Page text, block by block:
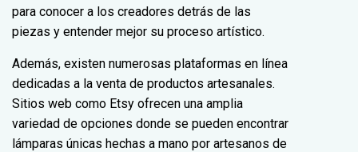
para conocer a los creadores detrás de las
piezas y entender mejor su proceso artístico.
Además, existen numerosas plataformas en línea
dedicadas a la venta de productos artesanales.
Sitios web como Etsy ofrecen una amplia
variedad de opciones donde se pueden encontrar
lámparas únicas hechas a mano por artesanos de